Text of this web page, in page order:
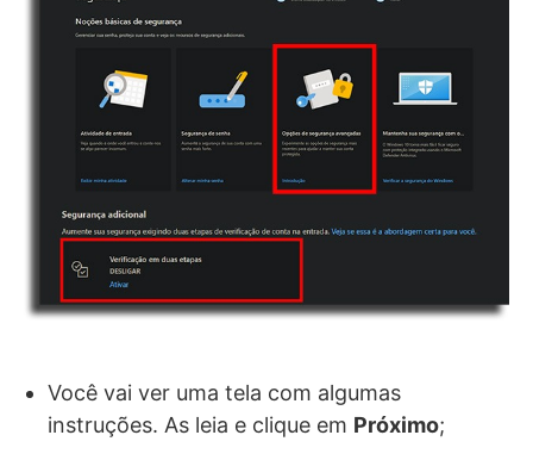
Você vai ver uma tela com algumas
instruções. As leia e clique em Próximo;